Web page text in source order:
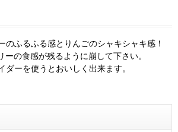
のふるふる感とりんごのシャキシャキ感！
ーの食感が残るように崩して下さい。
ダーを使うとおいしく出来ます。